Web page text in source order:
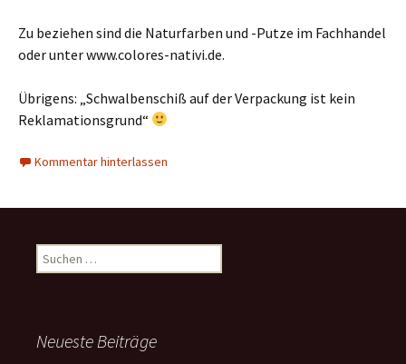
Zu beziehen sind die Naturfarben und -Putze im Fachhandel
oder unter www.colores-nativi.de.
Übrigens: „Schwalbenschiß auf der Verpackung ist kein
Reklamationsgrund“
Kommentar hinterlassen
Suchen
nach:
Neueste Beiträge